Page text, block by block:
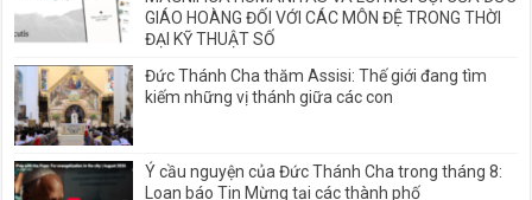
GIÁO HOÀNG ĐỐI VỚI CÁC MÔN ĐỆ TRONG THỜI
ĐẠI KỸ THUẬT SỐ
Đức Thánh Cha thăm Assisi: Thế giới đang tìm
kiếm những vị thánh giữa các con
Ý cầu nguyện của Đức Thánh Cha trong tháng 8:
Loan báo Tin Mừng tại các thành phố